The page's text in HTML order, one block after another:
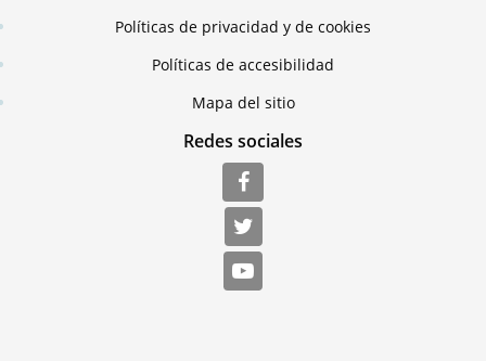
Políticas de privacidad y de cookies
Políticas de accesibilidad
Mapa del sitio
Redes sociales